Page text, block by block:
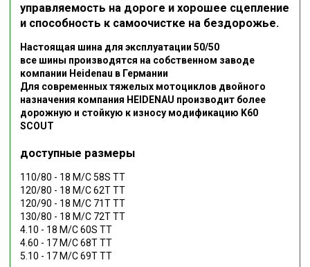
управляемость на дороге и хорошее сцепление
и способность к самоочистке на бездорожье.
Настоящая шина для эксплуатации 50/50
все шины производятся на собственном заводе
компании Heidenau в Германии
Для современных тяжелых мотоциклов двойного
назначения компания HEIDENAU производит более
дорожную и стойкую к износу модификацию K60
SCOUT
доступные размеры
110/80 - 18 M/C 58S TT
120/80 - 18 M/C 62T TT
120/90 - 18 M/C 71T TT
130/80 - 18 M/C 72T TT
4.10 - 18 M/C 60S TT
4.60 - 17 M/C 68T TT
5.10 - 17 M/C 69T TT